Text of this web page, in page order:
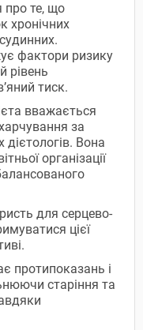
про те, що
хронічних
фактори ризику
рівень
тиск.
вважається
за
Вона
організації
для серцево-
цієї
протипоказань і
старіння та